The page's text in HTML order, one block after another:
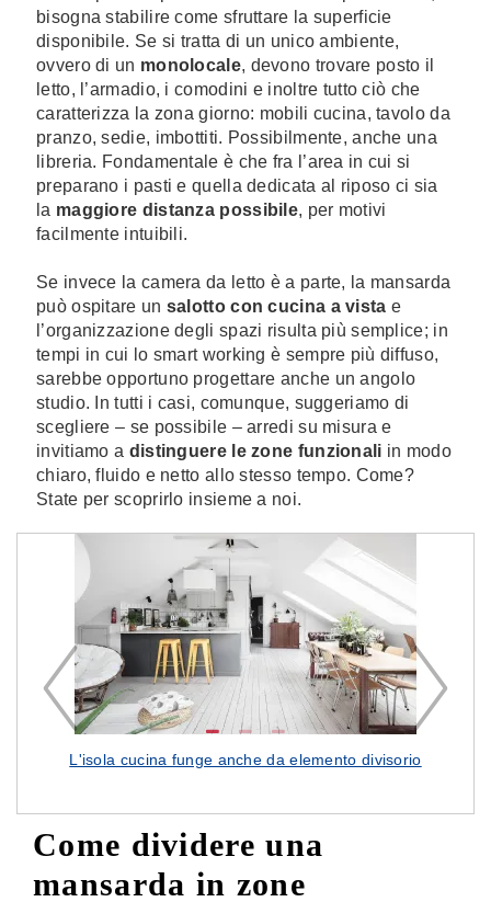
bisogna stabilire come sfruttare la superficie
disponibile. Se si tratta di un unico ambiente,
ovvero di un monolocale, devono trovare posto il
letto, l’armadio, i comodini e inoltre tutto ciò che
caratterizza la zona giorno: mobili cucina, tavolo da
pranzo, sedie, imbottiti. Possibilmente, anche una
libreria. Fondamentale è che fra l’area in cui si
preparano i pasti e quella dedicata al riposo ci sia
la maggiore distanza possibile, per motivi
facilmente intuibili.
Se invece la camera da letto è a parte, la mansarda
può ospitare un salotto con cucina a vista e
l’organizzazione degli spazi risulta più semplice; in
tempi in cui lo smart working è sempre più diffuso,
sarebbe opportuno progettare anche un angolo
studio. In tutti i casi, comunque, suggeriamo di
scegliere – se possibile – arredi su misura e
invitiamo a distinguere le zone funzionali in modo
chiaro, fluido e netto allo stesso tempo. Come?
State per scoprirlo insieme a noi.
L'isola cucina funge anche da elemento divisorio
Come dividere una
mansarda in zone